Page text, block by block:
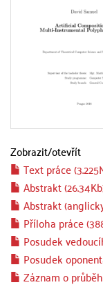
Zobrazit/otevřít
Text práce
Abstrakt
Abstrakt
Příloha práce
Posudek
Posudek
Záznam o